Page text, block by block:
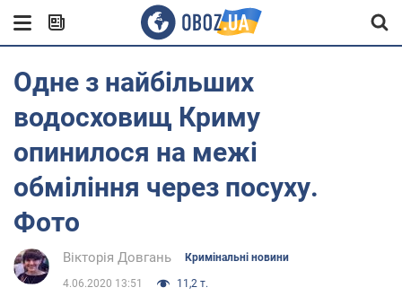
Одне з найбільших
водосховищ Криму
опинилося на межі
обміління через посуху.
Фото
Вікторія Довгань Кримінальні новини
4.06.2020 13:51 11,2 т.